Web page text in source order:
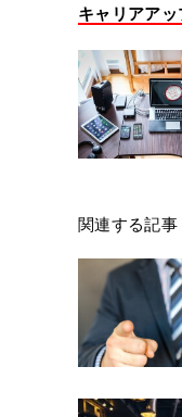
キャリアア
関連する記事